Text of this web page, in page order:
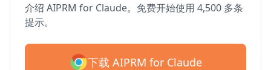
介绍 AIPRM for Claude。免费开始使用 4,500 多条
提示。
下载 AIPRM for Claude